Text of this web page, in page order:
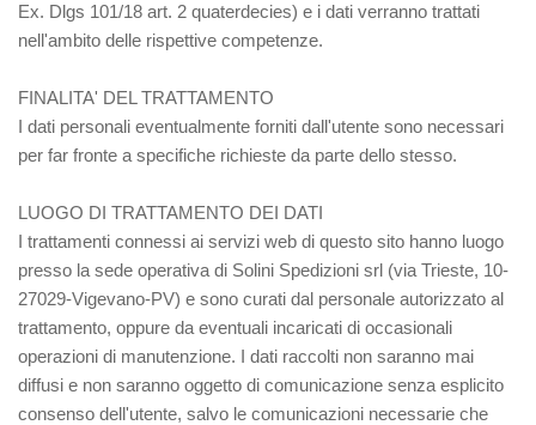
Ex. Dlgs 101/18 art. 2 quaterdecies) e i dati verranno trattati
nell'ambito delle rispettive competenze.
FINALITA' DEL TRATTAMENTO
I dati personali eventualmente forniti dall'utente sono necessari
per far fronte a specifiche richieste da parte dello stesso.
LUOGO DI TRATTAMENTO DEI DATI
I trattamenti connessi ai servizi web di questo sito hanno luogo
presso la sede operativa di Solini Spedizioni srl (via Trieste, 10-
27029-Vigevano-PV) e sono curati dal personale autorizzato al
trattamento, oppure da eventuali incaricati di occasionali
operazioni di manutenzione. I dati raccolti non saranno mai
diffusi e non saranno oggetto di comunicazione senza esplicito
consenso dell'utente, salvo le comunicazioni necessarie che